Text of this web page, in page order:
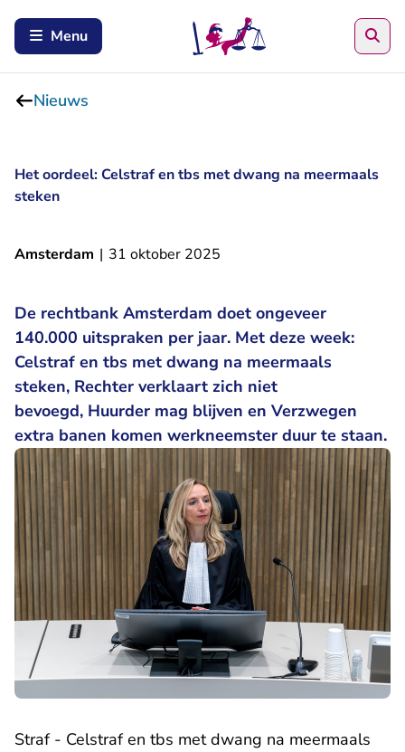
Menu
Nieuws
Het oordeel: Celstraf en tbs met dwang na meermaals
steken
Amsterdam | 31 oktober 2025
De rechtbank Amsterdam doet ongeveer
140.000 uitspraken per jaar. Met deze week:
Celstraf en tbs met dwang na meermaals
steken, Rechter verklaart zich niet
bevoegd, Huurder mag blijven en Verzwegen
extra banen komen werkneemster duur te staan.
Straf - Celstraf en tbs met dwang na meermaals